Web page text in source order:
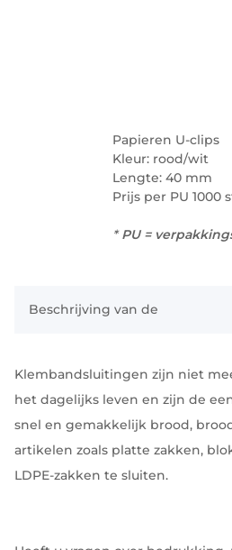
Papieren U-clips
Kleur: rood/wit
Lengte: 40 mm
Prijs per PU 1000
*PU =
Beschrijving van de
Klembandsluitingen zijn niet
het dagelijks leven en zijn de
snel en gemakkelijk brood,
artikelen zoals platte zakken,
LDPE-zakken te sluiten.